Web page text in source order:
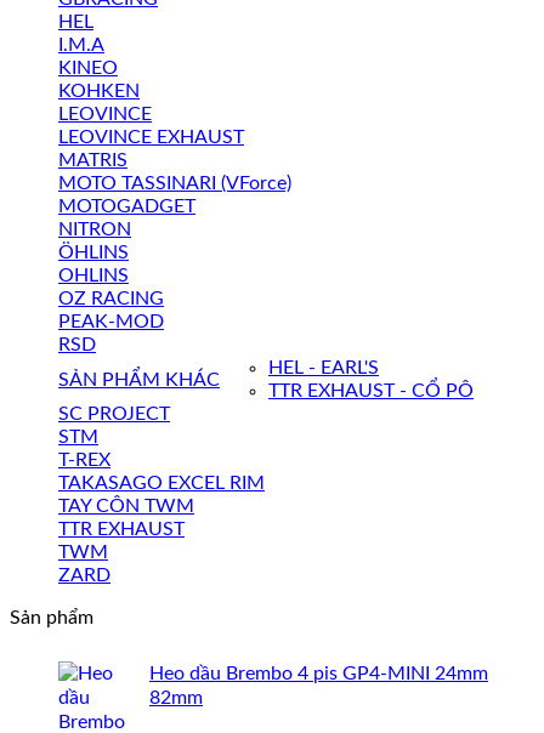
HEL
I.M.A
KINEO
KOHKEN
LEOVINCE
LEOVINCE EXHAUST
MATRIS
MOTO TASSINARI (VForce)
MOTOGADGET
NITRON
ÖHLINS
OHLINS
OZ RACING
PEAK-MOD
RSD
SẢN PHẨM KHÁC
HEL - EARL'S
TTR EXHAUST - CỔ PÔ
SC PROJECT
STM
T-REX
TAKASAGO EXCEL RIM
TAY CÔN TWM
TTR EXHAUST
TWM
ZARD
Sản phẩm
Heo dầu Brembo 4 pis GP4-MINI 24mm
82mm